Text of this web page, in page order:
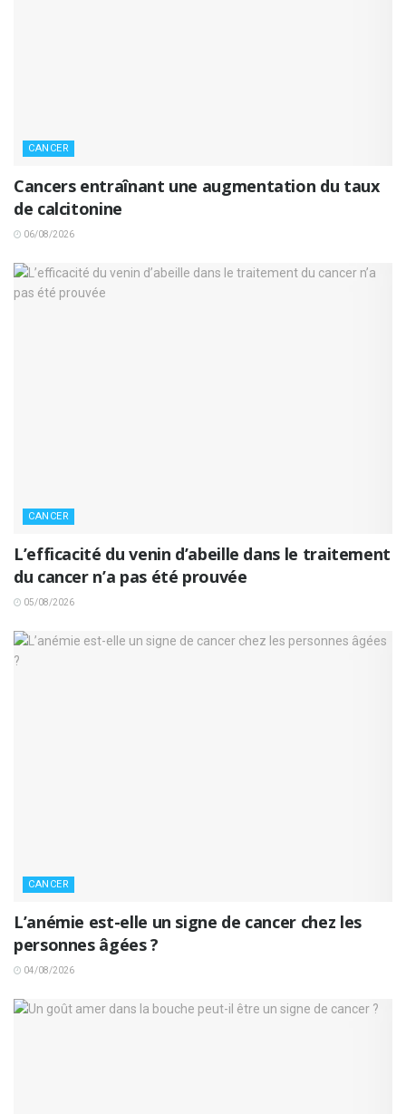
CANCER
Cancers entraînant une augmentation du taux
de calcitonine
06/08/2026
CANCER
L’efficacité du venin d’abeille dans le traitement
du cancer n’a pas été prouvée
05/08/2026
CANCER
L’anémie est-elle un signe de cancer chez les
personnes âgées ?
04/08/2026